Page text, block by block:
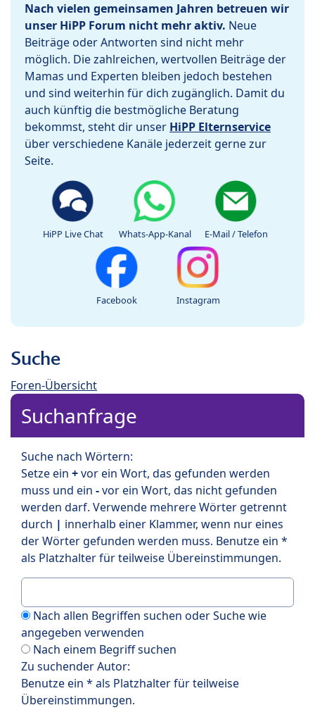
Nach vielen gemeinsamen Jahren betreuen wir
unser HiPP Forum nicht mehr aktiv. Neue
Beiträge oder Antworten sind nicht mehr
möglich. Die zahlreichen, wertvollen Beiträge der
Mamas und Experten bleiben jedoch bestehen
und sind weiterhin für dich zugänglich. Damit du
auch künftig die bestmögliche Beratung
bekommst, steht dir unser HiPP Elternservice
über verschiedene Kanäle jederzeit gerne zur
Seite.
HiPP Live Chat Whats-App-Kanal E-Mail / Telefon
Facebook Instagram
Suche
Foren-Übersicht
Suchanfrage
Suche nach Wörtern:
Setze ein +vor ein Wort, das gefunden werden
muss und ein -vor ein Wort, das nicht gefunden
werden darf. Verwende mehrere Wörter getrennt
durch | innerhalb einer Klammer, wenn nur eines
der Wörter gefunden werden muss. Benutze ein *
als Platzhalter für teilweise Übereinstimmungen.
Nach allen Begriffen suchen oder Suche wie
angegeben verwenden
Nach einem Begriff suchen
Zu suchender Autor:
Benutze ein * als Platzhalter für teilweise
Übereinstimmungen.